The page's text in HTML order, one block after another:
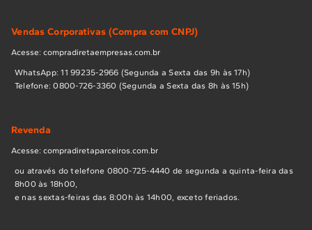
Vendas Corporativas (Compra com CNPJ)
Acesse: compradiretaempresas.com.br
WhatsApp: 11 99235-2966 (Segunda a Sexta das 9h às 17h)
Telefone: 0800-726-3360 (Segunda a Sexta das 8h às 15h)
Revenda
Acesse: compradiretaparceiros.com.br
ou através do telefone 0800-725-4440 de segunda a quinta-feira das
8h00 às 18h00,
e nas sextas-feiras das 8:00h às 14h00, exceto feriados.